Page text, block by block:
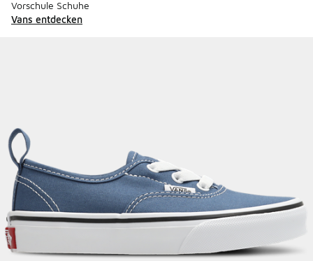
Vorschule Schuhe
Vans entdecken